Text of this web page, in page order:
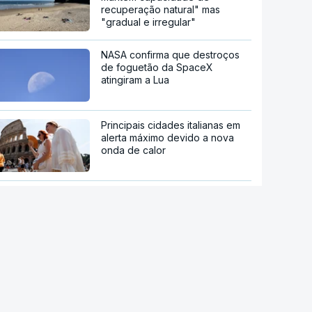
recuperação natural" mas
"gradual e irregular"
NASA confirma que destroços
de foguetão da SpaceX
atingiram a Lua
Principais cidades italianas em
alerta máximo devido a nova
onda de calor